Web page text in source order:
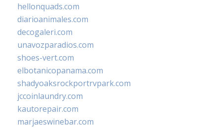
hellonquads.com
diarioanimales.com
decogaleri.com
unavozparadios.com
shoes-vert.com
elbotanicopanama.com
shadyoaksrockportrvpark.com
jccoinlaundry.com
kautorepair.com
marjaeswinebar.com